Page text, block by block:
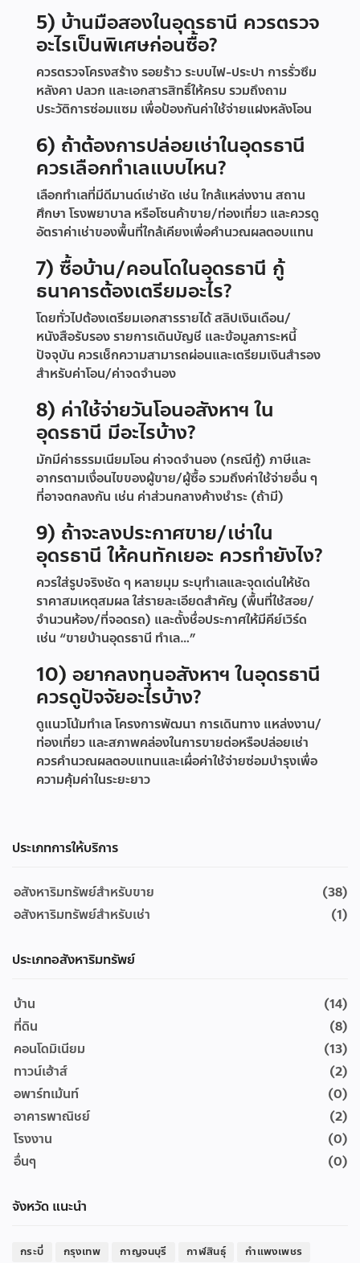
5) บ้านมือสองในอุดรธานี ควรตรวจ
อะไรเป็นพิเศษก่อนซื้อ?
ควรตรวจโครงสร้าง รอยร้าว ระบบไฟ-ประปา การรั่วซึม
หลังคา ปลวก และเอกสารสิทธิ์ให้ครบ รวมถึงถาม
ประวัติการซ่อมแซม เพื่อป้องกันค่าใช้จ่ายแฝงหลังโอน
6) ถ้าต้องการปล่อยเช่าในอุดรธานี
ควรเลือกทำเลแบบไหน?
เลือกทำเลที่มีดีมานด์เช่าชัด เช่น ใกล้แหล่งงาน สถาน
ศึกษา โรงพยาบาล หรือโซนค้าขาย/ท่องเที่ยว และควรดู
อัตราค่าเช่าของพื้นที่ใกล้เคียงเพื่อคำนวณผลตอบแทน
7) ซื้อบ้าน/คอนโดในอุดรธานี กู้
ธนาคารต้องเตรียมอะไร?
โดยทั่วไปต้องเตรียมเอกสารรายได้ สลิปเงินเดือน/
หนังสือรับรอง รายการเดินบัญชี และข้อมูลภาระหนี้
ปัจจุบัน ควรเช็กความสามารถผ่อนและเตรียมเงินสำรอง
สำหรับค่าโอน/ค่าจดจำนอง
8) ค่าใช้จ่ายวันโอนอสังหาฯ ใน
อุดรธานี มีอะไรบ้าง?
มักมีค่าธรรมเนียมโอน ค่าจดจำนอง (กรณีกู้) ภาษีและ
อากรตามเงื่อนไขของผู้ขาย/ผู้ซื้อ รวมถึงค่าใช้จ่ายอื่น ๆ
ที่อาจตกลงกัน เช่น ค่าส่วนกลางค้างชำระ (ถ้ามี)
9) ถ้าจะลงประกาศขาย/เช่าใน
อุดรธานี ให้คนทักเยอะ ควรทำยังไง?
ควรใส่รูปจริงชัด ๆ หลายมุม ระบุทำเลและจุดเด่นให้ชัด
ราคาสมเหตุสมผล ใส่รายละเอียดสำคัญ (พื้นที่ใช้สอย/
จำนวนห้อง/ที่จอดรถ) และตั้งชื่อประกาศให้มีคีย์เวิร์ด
เช่น “ขายบ้านอุดรธานี ทำเล…”
10) อยากลงทุนอสังหาฯ ในอุดรธานี
ควรดูปัจจัยอะไรบ้าง?
ดูแนวโน้มทำเล โครงการพัฒนา การเดินทาง แหล่งงาน/
ท่องเที่ยว และสภาพคล่องในการขายต่อหรือปล่อยเช่า
ควรคำนวณผลตอบแทนและเผื่อค่าใช้จ่ายซ่อมบำรุงเพื่อ
ความคุ้มค่าในระยะยาว
ประเภทการให้บริการ
อสังหาริมทรัพย์สำหรับขาย
(38)
อสังหาริมทรัพย์สำหรับเช่า
(1)
ประเภทอสังหาริมทรัพย์
บ้าน
(14)
ที่ดิน
(8)
คอนโดมิเนียม
(13)
ทาวน์เฮ้าส์
(2)
อพาร์ทเม้นท์
(0)
อาคารพาณิชย์
(2)
โรงงาน
(0)
อื่นๆ
(0)
จังหวัด แนะนำ
กระบี่ กรุงเทพ กาญจนบุรี กาฬสินธุ์
กำแพงเพชร